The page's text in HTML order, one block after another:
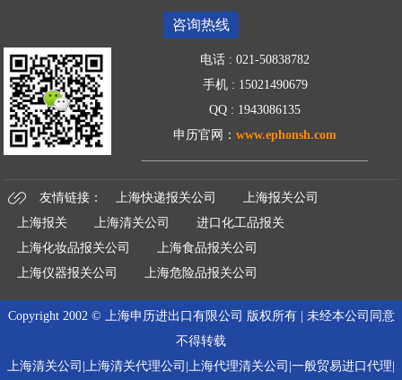
咨询热线
电话 : 021-50838782
手机 : 15021490679
QQ : 1943086135
申历官网： www.ephonsh.com
——————————————————
友情链接： 上海快递报关公司
上海报关公司
上海报关
上海清关公司
进口化工品报关
上海化妆品报关公司
上海食品报关公司
上海仪器报关公司
上海危险品报关公司
Copyright 2002 © 上海申历进出口有限公司 版权所有 | 未经本公司同意
不得转载
上海清关公司|上海清关代理公司|上海代理清关公司|一般贸易进口代理|